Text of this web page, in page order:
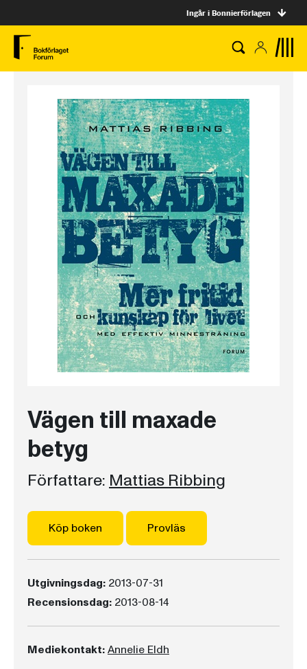
Ingår i Bonnierförlagen
Vägen till maxade
betyg
Författare: Mattias Ribbing
Köp boken Provläs
Utgivningsdag: 2013-07-31
Recensionsdag: 2013-08-14
Mediekontakt:Annelie Eldh